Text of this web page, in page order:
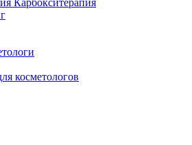
Карбокситерапия
косметологов